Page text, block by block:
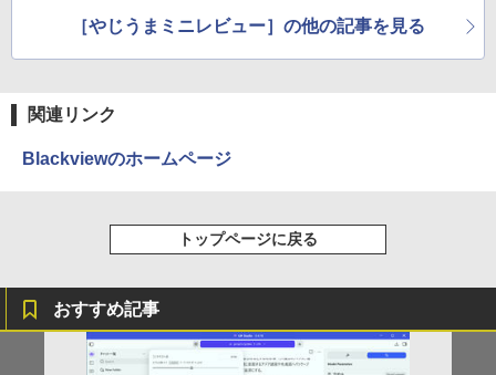
［やじうまミニレビュー］の他の記事を見る
関連リンク
Blackviewのホームページ
トップページに戻る
おすすめ記事